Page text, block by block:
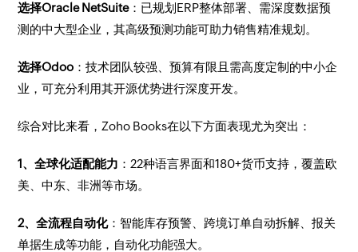
选择Oracle NetSuite：已规划ERP整体部署、需深度数据预
测的中大型企业，其高级预测功能可助力销售精准规划。
选择Odoo ：技术团队较强、预算有限且需高度定制的中小企
业，可充分利用其开源优势进行深度开发。
综合对比来看，Zoho Books在以下方面表现尤为突出：
1、全球化适配能力 ：22种语言界面和180+货币支持，覆盖欧
美、中东、非洲等市场。
2、全流程自动化：智能库存预警、跨境订单自动拆解、报关
单据生成等功能，自动化功能强大。